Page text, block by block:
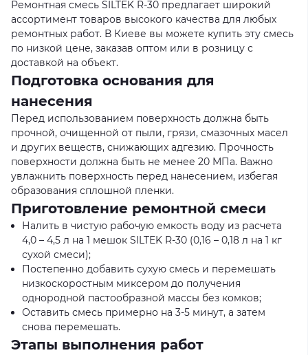
Ремонтная смесь SILTEK R-30 предлагает широкий
ассортимент товаров высокого качества для любых
ремонтных работ. В Киеве вы можете купить эту смесь
по низкой цене, заказав оптом или в розницу с
доставкой на объект.
Подготовка основания для
нанесения
Перед использованием поверхность должна быть
прочной, очищенной от пыли, грязи, смазочных масел
и других веществ, снижающих адгезию. Прочность
поверхности должна быть не менее 20 МПа. Важно
увлажнить поверхность перед нанесением, избегая
образования сплошной пленки.
Приготовление ремонтной смеси
Налить в чистую рабочую емкость воду из расчета
4,0 – 4,5 л на 1 мешок SILTEK R-30 (0,16 – 0,18 л на 1 кг
сухой смеси);
Постепенно добавить сухую смесь и перемешать
низкоскоростным миксером до получения
однородной пастообразной массы без комков;
Оставить смесь примерно на 3-5 минут, а затем
снова перемешать.
Этапы выполнения работ